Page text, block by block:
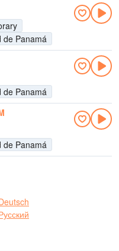
de Panamá
de Panamá
de Panamá